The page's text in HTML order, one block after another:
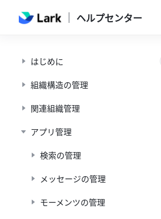
ヘルプセンター
はじめに
組織構造の管理
関連組織管理
アプリ管理
検索の管理
メッセージの管理
モーメンツの管理